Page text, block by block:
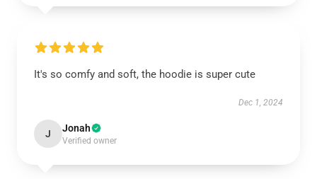
It's so comfy and soft, the hoodie is super cute
Dec 1, 2024
J Jonah
Verified owner